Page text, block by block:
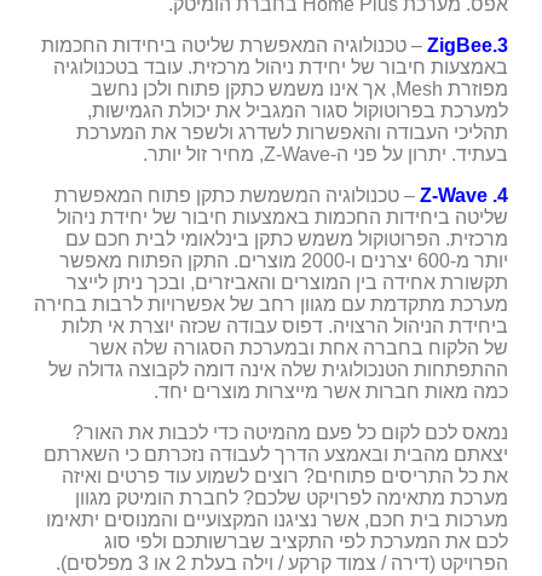
אפס. מערכת Home Plus בחברת הומיטק.
3.
ZigBee – טכנולוגיה המאפשרת שליטה ביחידות החכמות
באמצעות חיבור של יחידת ניהול מרכזית. עובד בטכנולוגיה
מפוזרת Mesh, אך אינו משמש כתקן פתוח ולכן נחשב
למערכת בפרוטוקול סגור המגביל את יכולת הגמישות,
תהליכי העבודה והאפשרות לשדרג ולשפר את המערכת
בעתיד. יתרון על פני ה-Z-Wave, מחיר זול יותר.
4.
Z-Wave – טכנולוגיה המשמשת כתקן פתוח המאפשרת
שליטה ביחידות החכמות באמצעות חיבור של יחידת ניהול
מרכזית. הפרוטוקול משמש כתקן בינלאומי לבית חכם עם
יותר מ-600 יצרנים ו-2000 מוצרים. התקן הפתוח מאפשר
תקשורת אחידה בין המוצרים והאביזרים, ובכך ניתן לייצר
מערכת מתקדמת עם מגוון רחב של אפשרויות לרבות בחירה
ביחידת הניהול הרצויה. דפוס עבודה שכזה יוצרת אי תלות
של הלקוח בחברה אחת ובמערכת הסגורה שלה אשר
ההתפתחות הטנכולוגית שלה אינה דומה לקבוצה גדולה של
כמה מאות חברות אשר מייצרות מוצרים יחד.
נמאס לכם לקום כל פעם מהמיטה כדי לכבות את האור?
יצאתם מהבית ובאמצע הדרך לעבודה נזכרתם כי השארתם
את כל התריסים פתוחים? רוצים לשמוע עוד פרטים ואיזה
מערכת מתאימה לפרויקט שלכם? לחברת הומיטק מגוון
מערכות בית חכם, אשר נציגנו המקצועיים והמנוסים יתאימו
לכם את המערכת לפי התקציב שברשותכם ולפי סוג
הפרויקט (דירה / צמוד קרקע / וילה בעלת 2 או 3 מפלסים).